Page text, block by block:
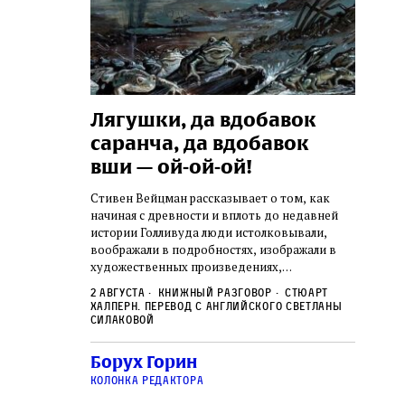
только
культу
соседних
Лягушки, да вдобавок
саранча, да вдобавок
вши — ой‑ой‑ой!
Стивен Вейцман рассказывает о том, как
начиная с древности и вплоть до недавней
истории Голливуда люди истолковывали,
воображали в подробностях, изображали в
художественных произведениях,
переосмысляли и подгоняли под свои
политические цели череду Б‑жьих кар,
которые обрушились на Египет под властью
2 августа Книжный разговор
Стюарт
Халперн. Перевод с английского Светланы
Силаковой
Борух Горин
колонка редактора